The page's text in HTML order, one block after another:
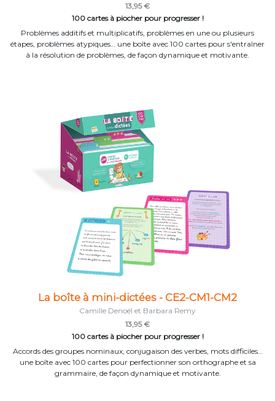
13,95 €
100 cartes à piocher pour progresser !
Problèmes additifs et multiplicatifs, problèmes en une ou plusieurs
étapes, problèmes atypiques… une boîte avec 100 cartes pour s'entraîner
à la résolution de problèmes, de façon dynamique et motivante.
La boîte à mini-dictées - CE2-CM1-CM2
Camille Denoël et Barbara Remy
13,95 €
100 cartes à piocher pour progresser !
Accords des groupes nominaux, conjugaison des verbes, mots difficiles…
une boîte avec 100 cartes pour perfectionner son orthographe et sa
grammaire, de façon dynamique et motivante.